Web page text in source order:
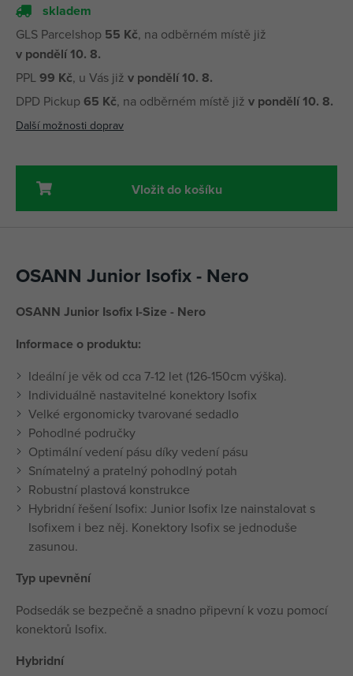
skladem
GLS Parcelshop 55 Kč, na odběrném místě již
v pondělí 10. 8.
PPL99 Kč, u Vás již v pondělí 10. 8.
DPD Pickup 65 Kč, na odběrném místě již v pondělí 10. 8.
Další možnosti doprav
Vložit do košíku
OSANN Junior Isofix - Nero
OSANN Junior Isofix I-Size - Nero
Informace o produktu:
Ideální je věk od cca 7-12 let (126-150cm výška).
Individuálně nastavitelné konektory Isofix
Velké ergonomicky tvarované sedadlo
Pohodlné područky
Optimální vedení pásu díky vedení pásu
Snímatelný a pratelný pohodlný potah
Robustní plastová konstrukce
Hybridní řešení Isofix: Junior Isofix lze nainstalovat s
Isofixem i bez něj. Konektory Isofix se jednoduše
zasunou.
Typ upevnění
Podsedák se bezpečně a snadno připevní k vozu pomocí
konektorů Isofix.
Hybridní